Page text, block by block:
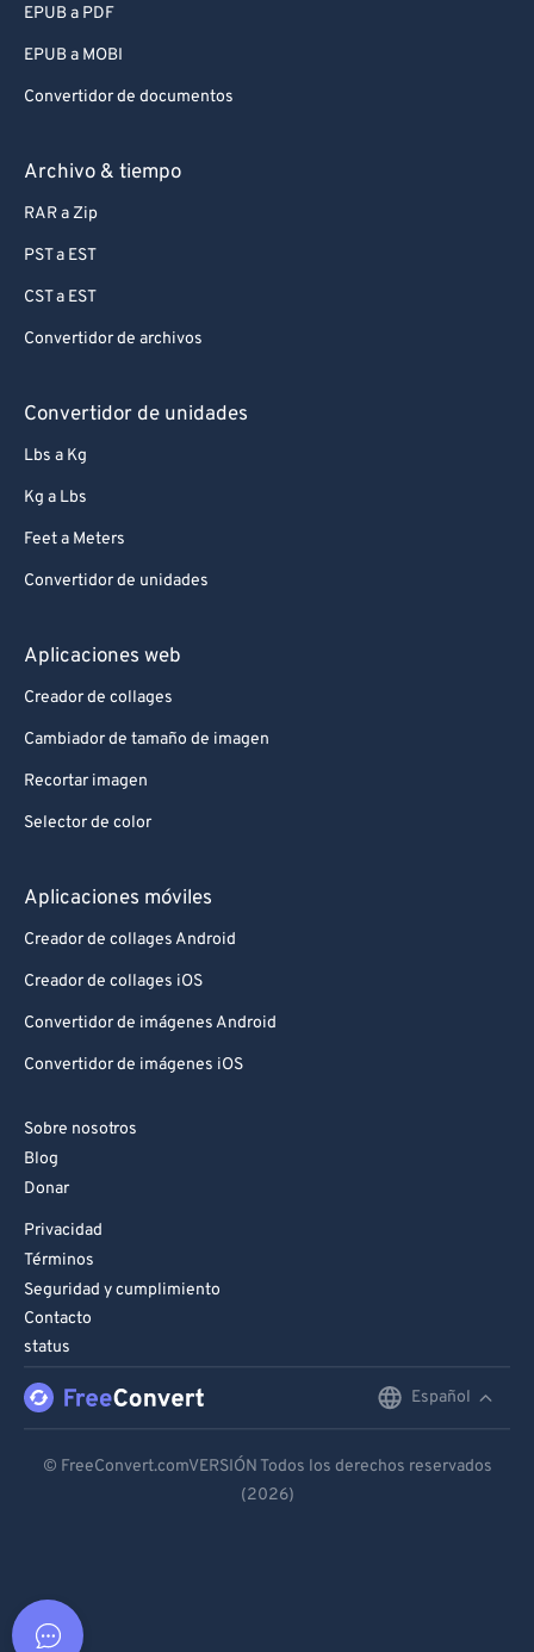
EPUB a PDF
EPUB a MOBI
Convertidor de documentos
Archivo & tiempo
RAR a Zip
PST a EST
CST a EST
Convertidor de archivos
Convertidor de unidades
Lbs a Kg
Kg a Lbs
Feet a Meters
Convertidor de unidades
Aplicaciones web
Creador de collages
Cambiador de tamaño de imagen
Recortar imagen
Selector de color
Aplicaciones móviles
Creador de collages Android
Creador de collages iOS
Convertidor de imágenes Android
Convertidor de imágenes iOS
Sobre nosotros
Blog
Donar
Privacidad
Términos
Seguridad y cumplimiento
Contacto
status
Español
Español
© FreeConvert.comVERSIÓN Todos los derechos reservados
(2026)